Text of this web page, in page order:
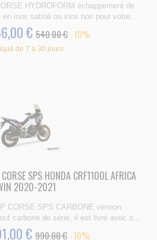
HYDROFORM échappement de
inox satiné ou inox noir pour votre...
€ 540.00 € -10%
de 7 à 30 jours
SPS HONDA CRF1100L AFRICA
2020-2021
CORSE SPS CARBONE version
carbone de série, il est livré avec s...
€ 990.00 € -10%